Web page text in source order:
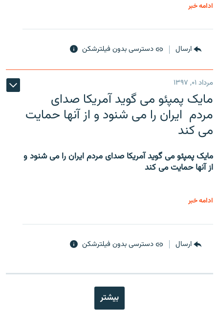
ادامه خبر
ارسال دسترسی بدون فیلترشکن
مرداد ۰۱, ۱۳۹۷
مایک پمپئو می گوید آمریکا صدای
مردم ایران را می شنود و از آنها حمایت
می کند
مایک پمپئو می گوید آمریکا صدای مردم ایران را می شنود و
از آنها حمایت می کند
ادامه خبر
ارسال دسترسی بدون فیلترشکن
بیشتر